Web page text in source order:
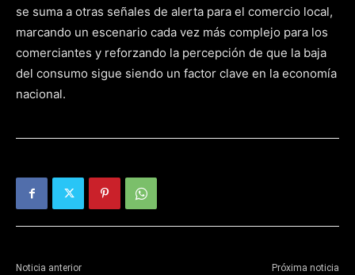
se suma a otras señales de alerta para el comercio local,
marcando un escenario cada vez más complejo para los
comerciantes y reforzando la percepción de que la baja
del consumo sigue siendo un factor clave en la economía
nacional.
Noticia anterior Próxima noticia